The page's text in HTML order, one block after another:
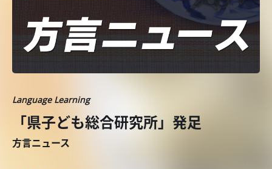
Language Learning
「県子ども総合研究所」発足
方言ニュース